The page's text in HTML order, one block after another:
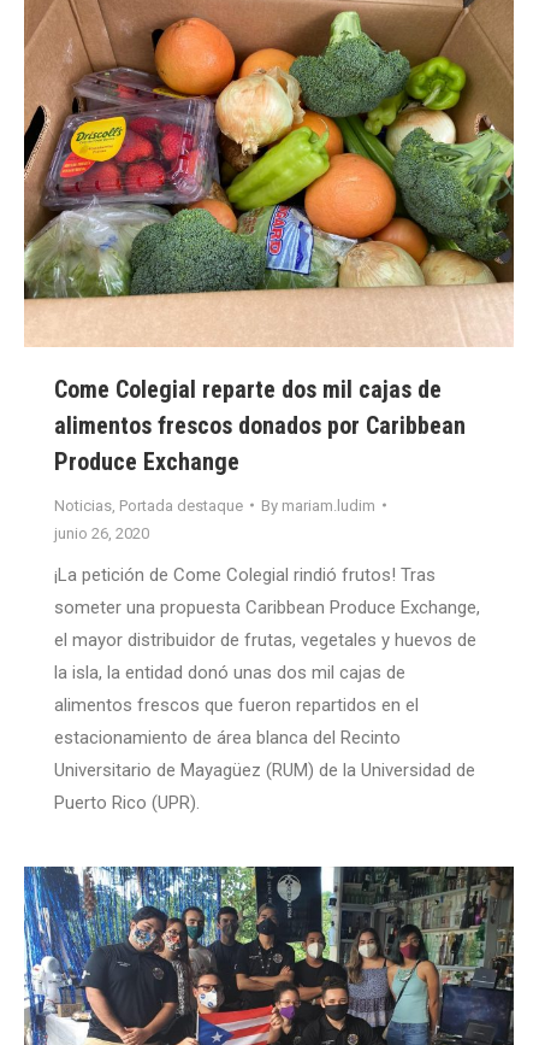
Come Colegial reparte dos mil cajas de
alimentos frescos donados por Caribbean
Produce Exchange
Noticias Portada destaque By mariam.ludim
junio 26, 2020
¡La petición de Come Colegial rindió frutos! Tras
someter una propuesta Caribbean Produce Exchange,
el mayor distribuidor de frutas, vegetales y huevos de
la isla, la entidad donó unas dos mil cajas de
alimentos frescos que fueron repartidos en el
estacionamiento de área blanca del Recinto
Universitario de Mayagüez (RUM) de la Universidad de
Puerto Rico (UPR).